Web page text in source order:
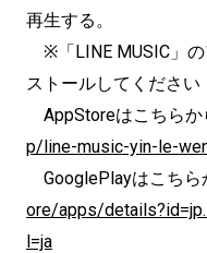
再生する。
※「LINE MUSIC」
ストールしてください
AppStoreはこちらか
p/line-music-yin-le-
GooglePlayはこちら
ore/apps/
l=ja